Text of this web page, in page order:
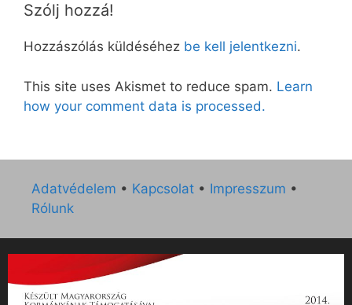
Szólj hozzá!
Hozzászólás küldéséhez be kell jelentkezni.
This site uses Akismet to reduce spam. Learn
how your comment data is processed.
Adatvédelem • Kapcsolat • Impresszum •
Rólunk